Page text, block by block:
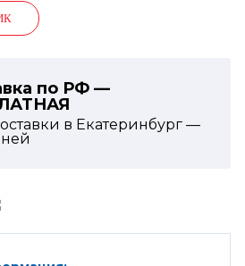
по РФ —
в Екатеринбург —